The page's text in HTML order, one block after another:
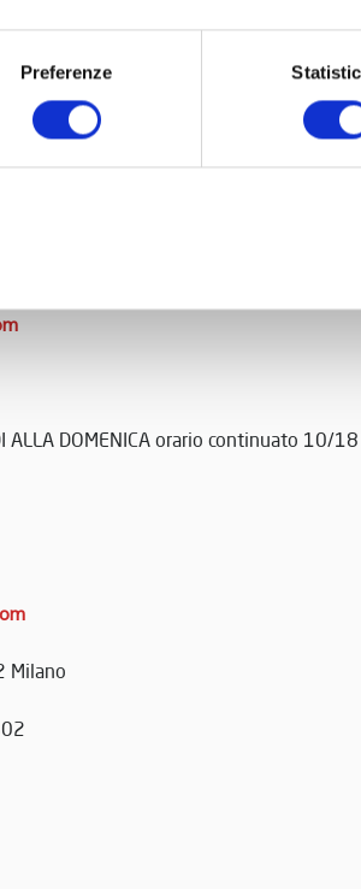
Preferenze
ALLA DOMENICA orario continuato 10/18
Milano